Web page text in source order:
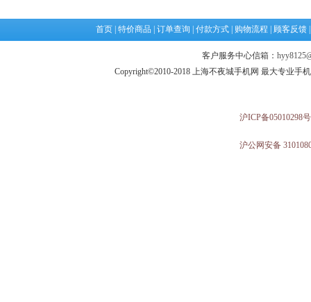
首页 特价商品 订单查询 付款方式 购物流程 顾客反馈
客户服务中心信箱：
Copyright©2010-2018 上海不夜城手机网 最大专业手
沪ICP备05010298号
沪公网安备